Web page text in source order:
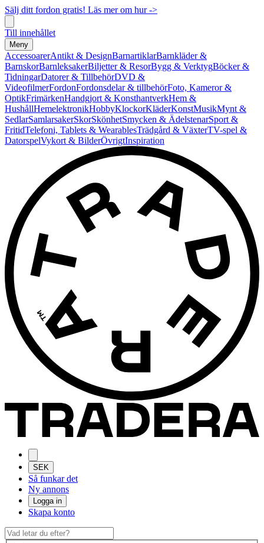
Sälj ditt fordon gratis! Läs mer om hur ->
Till innehållet
Meny
AccessoarerAntikt & DesignBarnartiklarBarnkläder &
BarnskorBarnleksakerBiljetter & ResorBygg & VerktygBöcker &
TidningarDatorer & TillbehörDVD &
VideofilmerFordonFordonsdelar & tillbehörFoto, Kameror &
OptikFrimärkenHandgjort & KonsthantverkHem &
HushållHemelektronikHobbyKlockorKläderKonstMusikMynt &
SedlarSamlarsakerSkorSkönhetSmycken & ÄdelstenarSport &
FritidTelefoni, Tablets & WearablesTrädgård & VäxterTV-spel &
DatorspelVykort & BilderÖvrigtInspiration
SEK
Så funkar det
Ny annons
Logga in
Skapa konto